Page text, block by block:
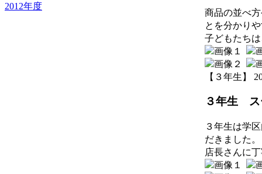
2012年度
商品の並べ
とを分かり
子どもたち
【３年生】
３年生 ス
３年生は学
だきました。
店長さんに